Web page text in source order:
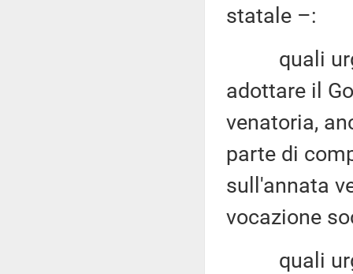
statale –:
quali
adottare il
venatoria,
parte di
sull'annata
vocazione
quali